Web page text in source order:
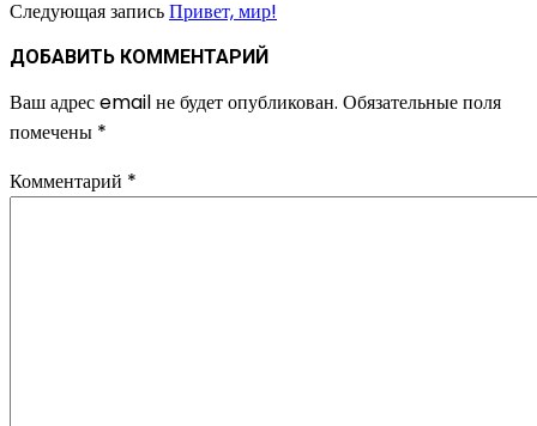
Следующая записьПривет, мир!
ДОБАВИТЬ КОММЕНТАРИЙ
Ваш адрес email не будет опубликован. Обязательные поля
помечены *
Комментарий *